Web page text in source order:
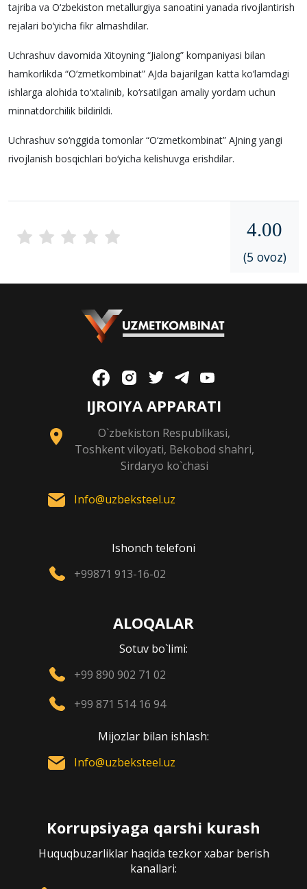
tajriba va O‘zbekiston metallurgiya sanoatini yanada rivojlantirish
rejalari bo‘yicha fikr almashdilar.
Uchrashuv davomida Xitoyning “Jialong” kompaniyasi bilan
hamkorlikda “O‘zmetkombinat” AJda bajarilgan katta ko‘lamdagi
ishlarga alohida to‘xtalinib, ko‘rsatilgan amaliy yordam uchun
minnatdorchilik bildirildi.
Uchrashuv so‘nggida tomonlar “O‘zmetkombinat” AJning yangi
rivojlanish bosqichlari bo‘yicha kelishuvga erishdilar.
4.00
(5 ovoz)
IJROIYA APPARATI
O`zbekiston Respublikasi,
Toshkent viloyati, Bekobod shahri,
Sirdaryo ko`chasi
Info@uzbeksteel.uz
Ishonch telefoni
+99871 913-16-02
ALOQALAR
Sotuv bo`limi:
+99 890 902 71 02
+99 871 514 16 94
Mijozlar bilan ishlash:
Info@uzbeksteel.uz
Korrupsiyaga qarshi kurash
Huquqbuzarliklar haqida tezkor xabar berish
kanallari: